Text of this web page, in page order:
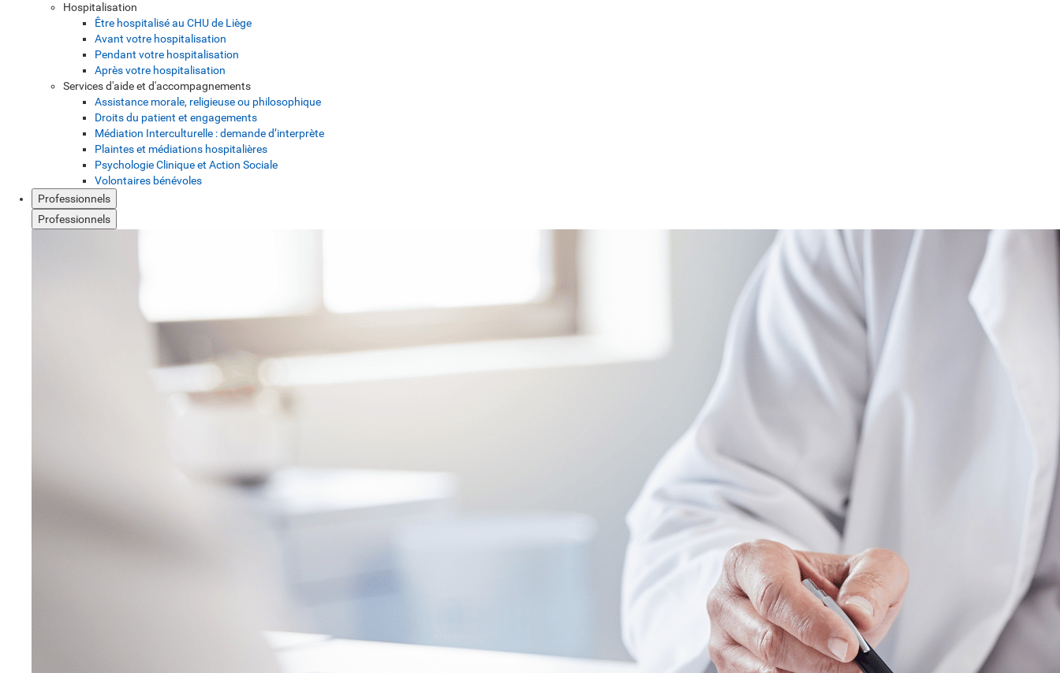
Hospitalisation
Être hospitalisé au CHU de Liège
Avant votre hospitalisation
Pendant votre hospitalisation
Après votre hospitalisation
Services d'aide et d'accompagnements
Assistance morale, religieuse ou philosophique
Droits du patient et engagements
Médiation Interculturelle : demande d’interprète
Plaintes et médiations hospitalières
Psychologie Clinique et Action Sociale
Volontaires bénévoles
Professionnels
Professionnels